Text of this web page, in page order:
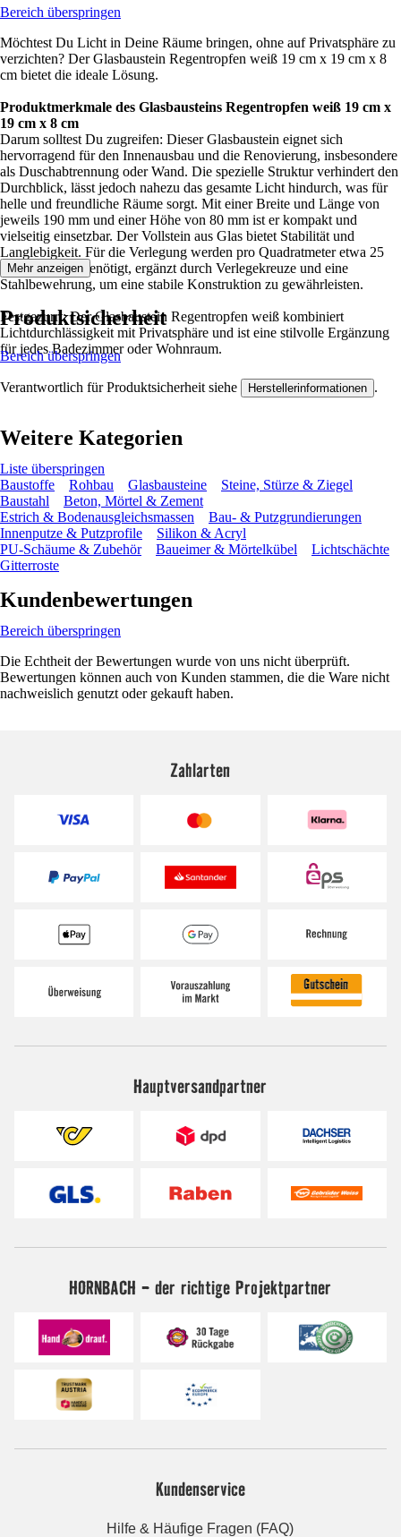
Bereich überspringen
Möchtest Du Licht in Deine Räume bringen, ohne auf Privatsphäre zu
verzichten? Der Glasbaustein Regentropfen weiß 19 cm x 19 cm x 8
cm bietet die ideale Lösung.
Produktmerkmale des Glasbausteins Regentropfen weiß 19 cm x
19 cm x 8 cm
Darum solltest Du zugreifen: Dieser Glasbaustein eignet sich
hervorragend für den Innenausbau und die Renovierung, insbesondere
als Duschabtrennung oder Wand. Die spezielle Struktur verhindert den
Durchblick, lässt jedoch nahezu das gesamte Licht hindurch, was für
helle und freundliche Räume sorgt. Mit einer Breite und Länge von
jeweils 190 mm und einer Höhe von 80 mm ist er kompakt und
vielseitig einsetzbar. Der Vollstein aus Glas bietet Stabilität und
Langlebigkeit. Für die Verlegung werden pro Quadratmeter etwa 25
Glasbausteine benötigt, ergänzt durch Verlegekreuze und eine
Stahlbewehrung, um eine stabile Konstruktion zu gewährleisten.
Festgezurrt: Der Glasbaustein Regentropfen weiß kombiniert
Lichtdurchlässigkeit mit Privatsphäre und ist eine stilvolle Ergänzung
für jedes Badezimmer oder Wohnraum.
Mehr anzeigen
Produktsicherheit
Bereich überspringen
Verantwortlich für Produktsicherheit siehe Herstellerinformationen .
Weitere Kategorien
Liste überspringen
Baustoffe
Rohbau Glasbausteine
Steine, Stürze & Ziegel
Baustahl
Beton, Mörtel & Zement
Estrich & Bodenausgleichsmassen
Bau- & Putzgrundierungen
Innenputze & Putzprofile
Silikon & Acryl
PU-Schäume & Zubehör
Baueimer & Mörtelkübel
Lichtschächte
Gitterroste
Kundenbewertungen
Bereich überspringen
Die Echtheit der Bewertungen wurde von uns nicht überprüft.
Bewertungen können auch von Kunden stammen, die die Ware nicht
nachweislich genutzt oder gekauft haben.
Zahlarten
Hauptversandpartner
HORNBACH - der richtige Projektpartner
Kundenservice
Hilfe & Häufige Fragen (FAQ)